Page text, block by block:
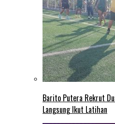
Barito Putera Rekrut
Langsung Ikut Latihan